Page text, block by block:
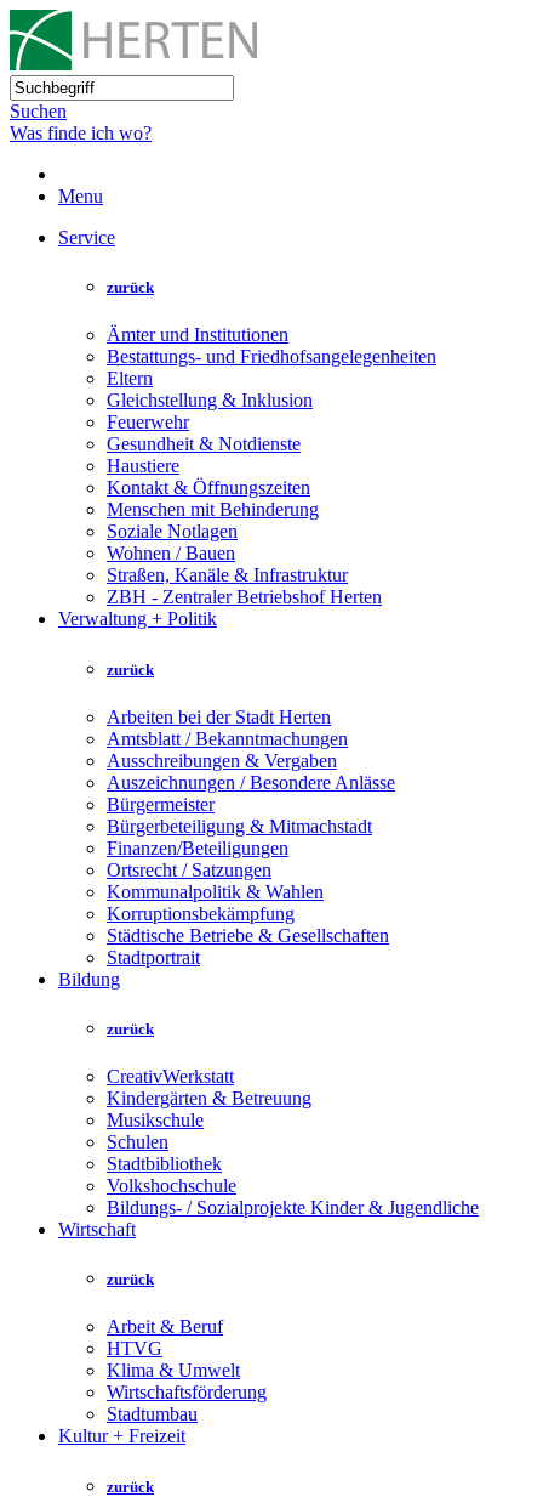
Suchen
Was finde ich wo?
Menu
Service
zurück
Ämter und Institutionen
Bestattungs- und Friedhofsangelegenheiten
Eltern
Gleichstellung & Inklusion
Feuerwehr
Gesundheit & Notdienste
Haustiere
Kontakt & Öffnungszeiten
Menschen mit Behinderung
Soziale Notlagen
Wohnen / Bauen
Straßen, Kanäle & Infrastruktur
ZBH - Zentraler Betriebshof Herten
Verwaltung + Politik
zurück
Arbeiten bei der Stadt Herten
Amtsblatt / Bekanntmachungen
Ausschreibungen & Vergaben
Auszeichnungen / Besondere Anlässe
Bürgermeister
Bürgerbeteiligung & Mitmachstadt
Finanzen/Beteiligungen
Ortsrecht / Satzungen
Kommunalpolitik & Wahlen
Korruptionsbekämpfung
Städtische Betriebe & Gesellschaften
Stadtportrait
Bildung
zurück
CreativWerkstatt
Kindergärten & Betreuung
Musikschule
Schulen
Stadtbibliothek
Volkshochschule
Bildungs- / Sozialprojekte Kinder & Jugendliche
Wirtschaft
zurück
Arbeit & Beruf
HTVG
Klima & Umwelt
Wirtschaftsförderung
Stadtumbau
Kultur + Freizeit
zurück